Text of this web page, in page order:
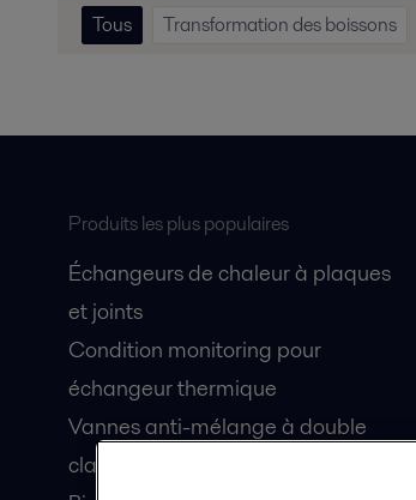
Tous Transformation des boissons
Produits les plus populaires
Échangeurs de chaleur à plaques
et joints
Condition monitoring pour
échangeur thermique
Vannes anti-mélange à double
clapet Unique Mixproof